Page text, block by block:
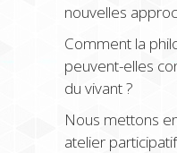
nouvelles
Comment la
peuvent-elles
du vivant ?
Nous mettons
atelier